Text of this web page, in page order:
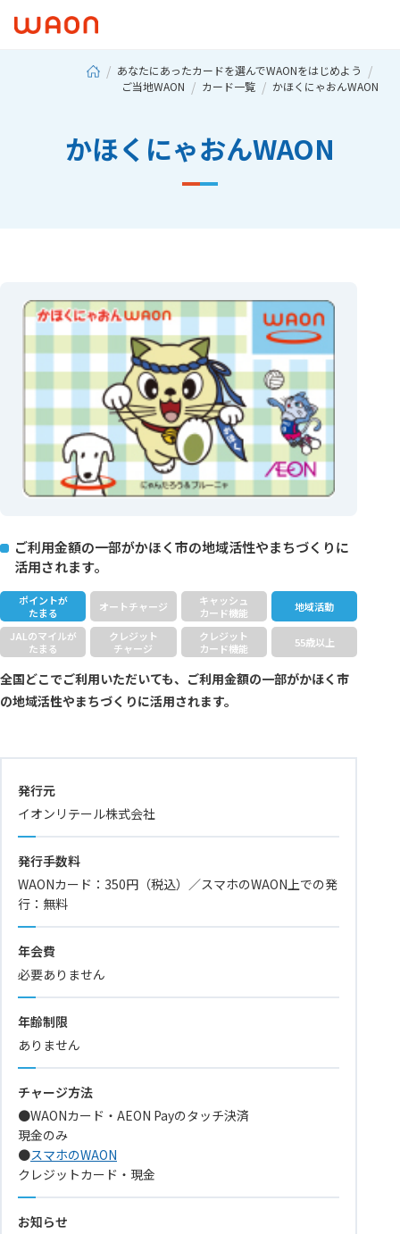
あなたにあったカードを選んでWAONをはじめよう
ご当地WAON
カード一覧 かほくにゃおんWAON
かほくにゃおんWAON
ご利用金額の一部がかほく市の地域活性やまちづくりに
活用されます。
ポイントが
たまる
オートチャージ
キャッシュ
カード機能
地域活動
JALのマイルが
たまる
クレジット
チャージ
クレジット
カード機能
55歳以上
全国どこでご利用いただいても、ご利用金額の一部がかほく市
の地域活性やまちづくりに活用されます。
発行元
イオンリテール株式会社
発行手数料
WAONカード：350円（税込）／スマホのWAON上での発
行：無料
年会費
必要ありません
年齢制限
ありません
チャージ方法
●WAONカード・AEON Payのタッチ決済
現金のみ
●スマホのWAON
クレジットカード・現金
お知らせ